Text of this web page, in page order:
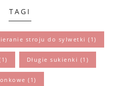
TAGI
stroju do sylwetki (1)
Długie sukienki (1)
(1)